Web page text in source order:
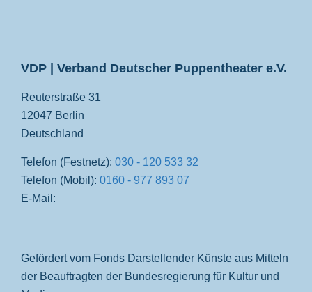
VDP | Verband Deutscher Puppentheater e.V.
Reuterstraße 31
12047 Berlin
Deutschland
Telefon (Festnetz): 030 - 120 533 32
Telefon (Mobil): 0160 - 977 893 07
E-Mail:
Gefördert vom Fonds Darstellender Künste aus Mitteln
der Beauftragten der Bundesregierung für Kultur und